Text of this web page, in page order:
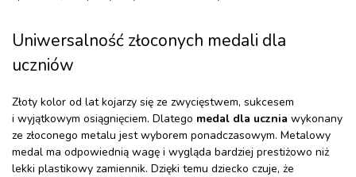
Uniwersalność złoconych medali dla
uczniów
Złoty kolor od lat kojarzy się ze zwycięstwem, sukcesem
i wyjątkowym osiągnięciem. Dlatego medal dla ucznia wykonany
ze złoconego metalu jest wyborem ponadczasowym. Metalowy
medal ma odpowiednią wagę i wygląda bardziej prestiżowo niż
lekki plastikowy zamiennik. Dzięki temu dziecko czuje, że